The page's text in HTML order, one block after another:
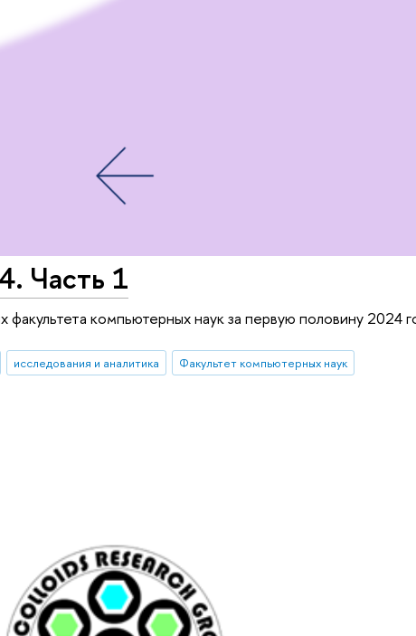
Часть 1
факультета компьютерных наук за первую половину 2024
исследования и аналитика Факультет компьютерных наук